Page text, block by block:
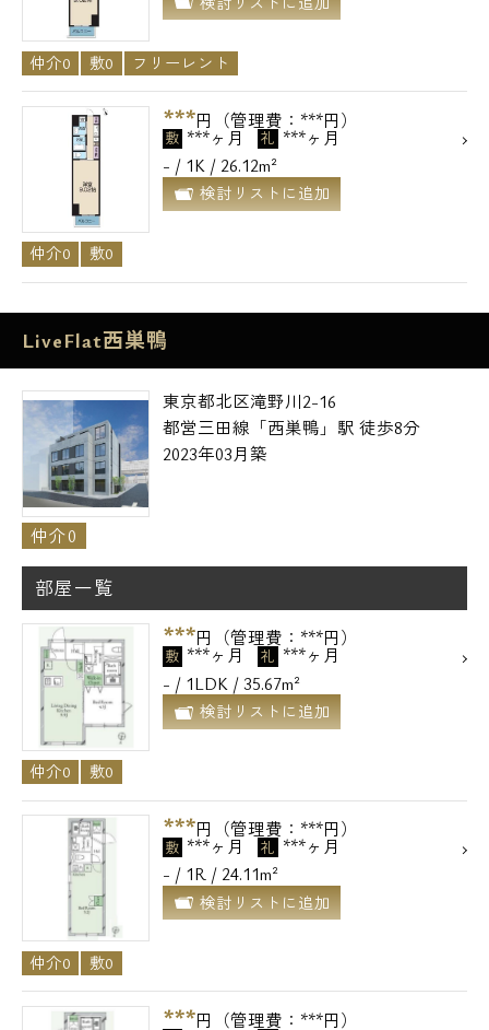
仲介0 敷0 フリーレント
***円（管理費：***円）
敷 ***ヶ月 礼 ***ヶ月
- / 1K / 26.12m²
検討リストに追加
仲介0 敷0
LiveFlat西巣鴨
東京都北区滝野川2-16
都営三田線「西巣鴨」駅 徒歩8分
2023年03月築
仲介0
部屋一覧
***円（管理費：***円）
敷 ***ヶ月 礼 ***ヶ月
- / 1LDK / 35.67m²
検討リストに追加
仲介0 敷0
***円（管理費：***円）
敷 ***ヶ月 礼 ***ヶ月
- / 1R / 24.11m²
検討リストに追加
仲介0 敷0
***円（管理費：***円）